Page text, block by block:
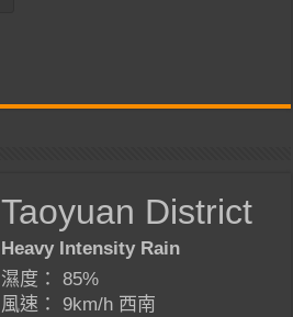
Taoyuan District
Heavy Intensity Rain
濕度： 85%
風速： 9km/h 西南